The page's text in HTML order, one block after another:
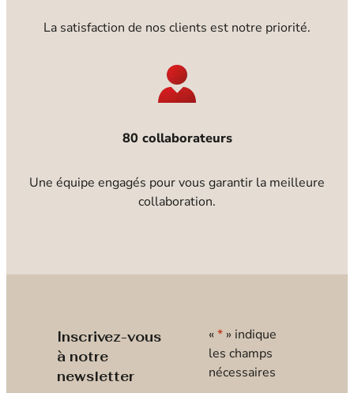
La satisfaction de nos clients est notre priorité.
80 collaborateurs
Une équipe engagés pour vous garantir la meilleure
collaboration.
Inscrivez-vous
à notre
newsletter
« * » indique
les champs
nécessaires